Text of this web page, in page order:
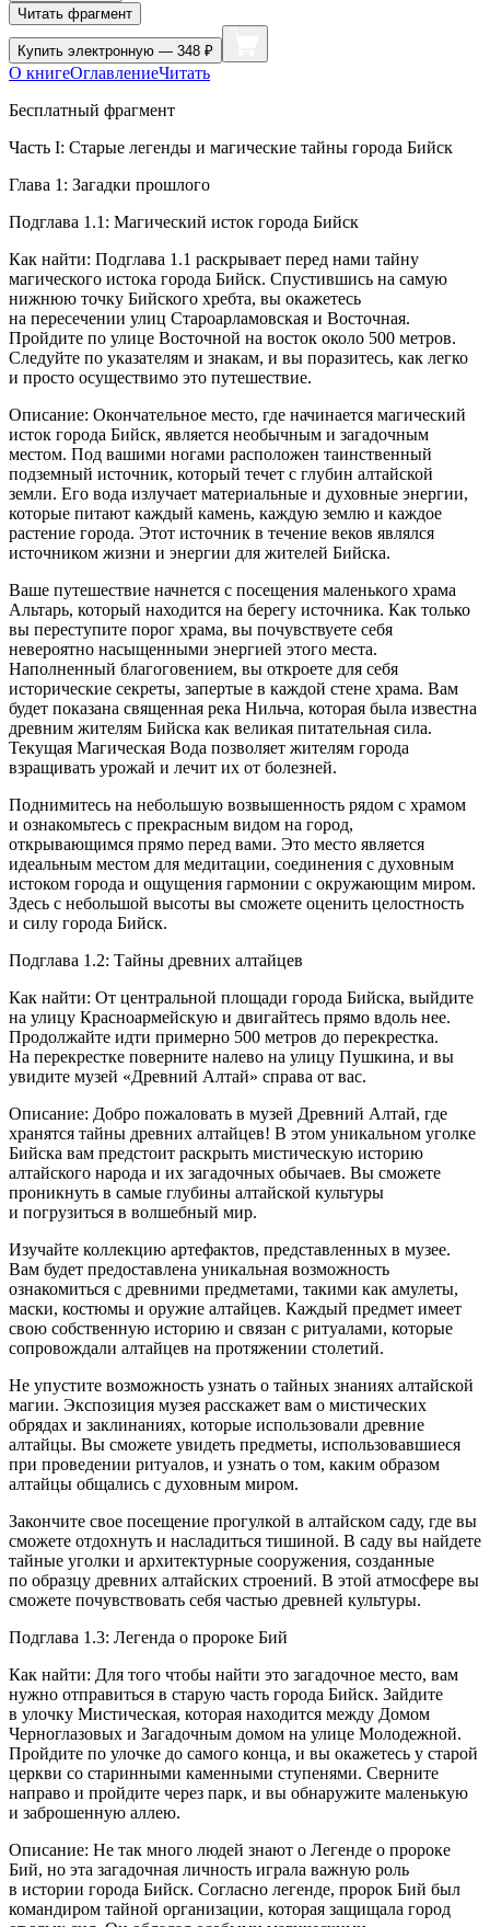
Читать фрагмент
Купить электронную — 348 ₽
О книгеОглавлениеЧитать
Бесплатный фрагмент
Часть I: Старые легенды и магические тайны города Бийск
Глава 1: Загадки прошлого
Подглава 1.1: Магический исток города Бийск
Как найти: Подглава 1.1 раскрывает перед нами тайну
магического истока города Бийск. Спустившись на самую
нижнюю точку Бийского хребта, вы окажетесь
на пересечении улиц Староарламовская и Восточная.
Пройдите по улице Восточной на восток около 500 метров.
Следуйте по указателям и знакам, и вы поразитесь, как легко
и просто осуществимо это путешествие.
Описание: Окончательное место, где начинается магический
исток города Бийск, является необычным и загадочным
местом. Под вашими ногами расположен таинственный
подземный источник, который течет с глубин алтайской
земли. Его вода излучает материальные и духовные энергии,
которые питают каждый камень, каждую землю и каждое
растение города. Этот источник в течение веков являлся
источником жизни и энергии для жителей Бийска.
Ваше путешествие начнется с посещения маленького храма
Альтарь, который находится на берегу источника. Как только
вы переступите порог храма, вы почувствуете себя
невероятно насыщенными энергией этого места.
Наполненный благоговением, вы откроете для себя
исторические секреты, запертые в каждой стене храма. Вам
будет показана священная река Нильча, которая была известна
древним жителям Бийска как великая питательная сила.
Текущая Магическая Вода позволяет жителям города
взращивать урожай и лечит их от болезней.
Поднимитесь на небольшую возвышенность рядом с храмом
и ознакомьтесь с прекрасным видом на город,
открывающимся прямо перед вами. Это место является
идеальным местом для медитации, соединения с духовным
истоком города и ощущения гармонии с окружающим миром.
Здесь с небольшой высоты вы сможете оценить целостность
и силу города Бийск.
Подглава 1.2: Тайны древних алтайцев
Как найти: От центральной площади города Бийска, выйдите
на улицу Красноармейскую и двигайтесь прямо вдоль нее.
Продолжайте идти примерно 500 метров до перекрестка.
На перекрестке поверните налево на улицу Пушкина, и вы
увидите музей «Древний Алтай» справа от вас.
Описание: Добро пожаловать в музей Древний Алтай, где
хранятся тайны древних алтайцев! В этом уникальном уголке
Бийска вам предстоит раскрыть мистическую историю
алтайского народа и их загадочных обычаев. Вы сможете
проникнуть в самые глубины алтайской культуры
и погрузиться в волшебный мир.
Изучайте коллекцию артефактов, представленных в музее.
Вам будет предоставлена уникальная возможность
ознакомиться с древними предметами, такими как амулеты,
маски, костюмы и оружие алтайцев. Каждый предмет имеет
свою собственную историю и связан с ритуалами, которые
сопровождали алтайцев на протяжении столетий.
Не упустите возможность узнать о тайных знаниях алтайской
магии. Экспозиция музея расскажет вам о мистических
обрядах и заклинаниях, которые использовали древние
алтайцы. Вы сможете увидеть предметы, использовавшиеся
при проведении ритуалов, и узнать о том, каким образом
алтайцы общались с духовным миром.
Закончите свое посещение прогулкой в алтайском саду, где вы
сможете отдохнуть и насладиться тишиной. В саду вы найдете
тайные уголки и архитектурные сооружения, созданные
по образцу древних алтайских строений. В этой атмосфере вы
сможете почувствовать себя частью древней культуры.
Подглава 1.3: Легенда о пророке Бий
Как найти: Для того чтобы найти это загадочное место, вам
нужно отправиться в старую часть города Бийск. Зайдите
в улочку Мистическая, которая находится между Домом
Черноглазовых и Загадочным домом на улице Молодежной.
Пройдите по улочке до самого конца, и вы окажетесь у старой
церкви со старинными каменными ступенями. Сверните
направо и пройдите через парк, и вы обнаружите маленькую
и заброшенную аллею.
Описание: Не так много людей знают о Легенде о пророке
Бий, но эта загадочная личность играла важную роль
в истории города Бийск. Согласно легенде, пророк Бий был
командиром тайной организации, которая защищала город